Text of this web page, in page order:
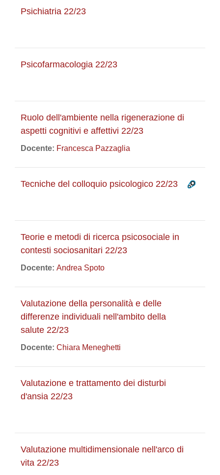
Psichiatria 22/23
Psicofarmacologia 22/23
Ruolo dell'ambiente nella rigenerazione di
aspetti cognitivi e affettivi 22/23
Docente: Francesca Pazzaglia
Tecniche del colloquio psicologico 22/23
Teorie e metodi di ricerca psicosociale in
contesti sociosanitari 22/23
Docente: Andrea Spoto
Valutazione della personalità e delle
differenze individuali nell'ambito della
salute 22/23
Docente: Chiara Meneghetti
Valutazione e trattamento dei disturbi
d'ansia 22/23
Valutazione multidimensionale nell'arco di
vita 22/23